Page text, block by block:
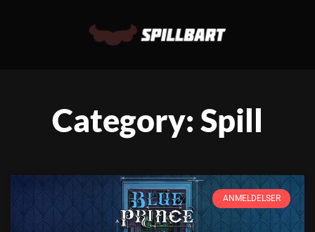
Category: Spill
ANMELDELSER